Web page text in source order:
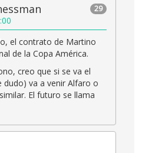
29
el contrato de Martino
de la Copa América.
creo que si se va el
dudo) va a venir Alfaro o
El futuro se llama